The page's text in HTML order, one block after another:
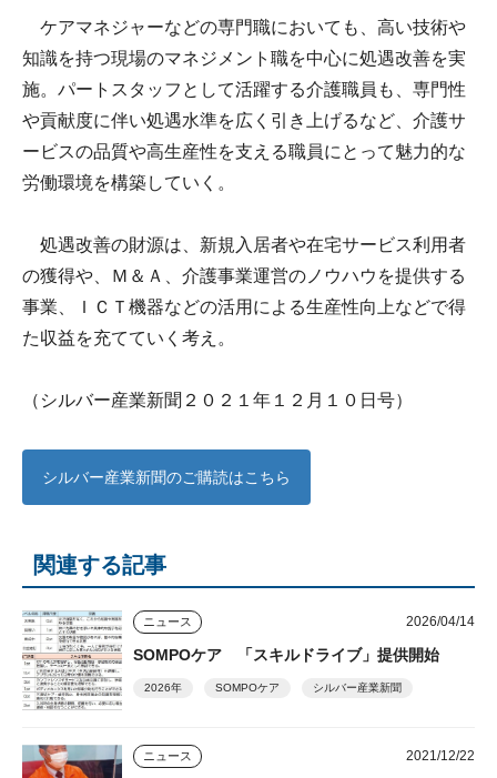
ケアマネジャーなどの専門職においても、高い技術や
知識を持つ現場のマネジメント職を中心に処遇改善を実
施。パートスタッフとして活躍する介護職員も、専門性
や貢献度に伴い処遇水準を広く引き上げるなど、介護サ
ービスの品質や高生産性を支える職員にとって魅力的な
労働環境を構築していく。
処遇改善の財源は、新規入居者や在宅サービス利用者
の獲得や、Ｍ＆Ａ、介護事業運営のノウハウを提供する
事業、ＩＣＴ機器などの活用による生産性向上などで得
た収益を充てていく考え。
（シルバー産業新聞２０２１年１２月１０日号）
シルバー産業新聞のご購読はこちら
関連する記事
ニュース 2026/04/14
SOMPOケア 「スキルドライブ」提供開始
2026年 SOMPOケア シルバー産業新聞
ニュース 2021/12/22